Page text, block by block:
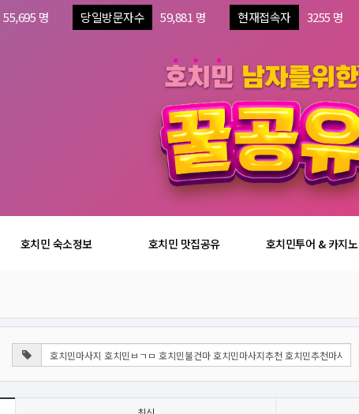
55,695 명 당일방문자수 59,881 명 현재접속자 3255 명
호치민 숙소정보 호치민 맛집공유 호치민투어 & 카지노